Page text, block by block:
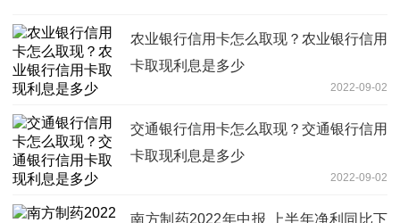
农业银行信用卡怎么取现？农业银行信用
卡取现利息是多少
2022-09-02
交通银行信用卡怎么取现？交通银行信用
卡取现利息是多少
2022-09-02
南方制药2022年中报 上半年净利同比下